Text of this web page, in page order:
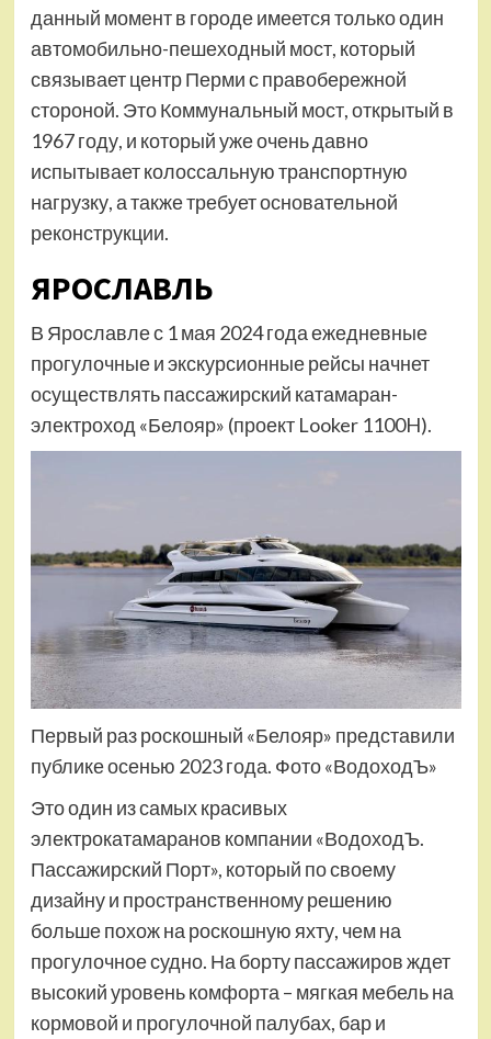
данный момент в городе имеется только один
автомобильно-пешеходный мост, который
связывает центр Перми с правобережной
стороной. Это Коммунальный мост, открытый в
1967 году, и который уже очень давно
испытывает колоссальную транспортную
нагрузку, а также требует основательной
реконструкции.
ЯРОСЛАВЛЬ
В Ярославле с 1 мая 2024 года ежедневные
прогулочные и экскурсионные рейсы начнет
осуществлять пассажирский катамаран-
электроход «Белояр» (проект Looker 1100H).
Первый раз роскошный «Белояр» представили
публике осенью 2023 года. Фото «ВодоходЪ»
Это один из самых красивых
электрокатамаранов компании «ВодоходЪ.
Пассажирский Порт», который по своему
дизайну и пространственному решению
больше похож на роскошную яхту, чем на
прогулочное судно. На борту пассажиров ждет
высокий уровень комфорта – мягкая мебель на
кормовой и прогулочной палубах, бар и